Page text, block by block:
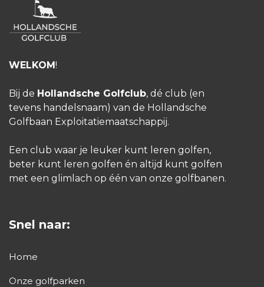
WELKOM!
Bij de Hollandsche Golfclub, dé club (en
tevens handelsnaam) van de Hollandsche
Golfbaan Exploitatiemaatschappij.
Een club waar je leuker kunt leren golfen,
beter kunt leren golfen én altijd kunt golfen
met een glimlach op één van onze golfbanen.
Snel naar:
Home
Onze golfparken